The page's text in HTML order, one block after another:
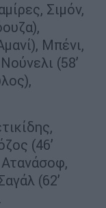
Σιμόν,
Μπένι,
(58’
(46’
(62’